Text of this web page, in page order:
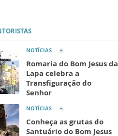
NOTÍCIAS
Romaria do Bom Jesus da
Lapa celebra a
Transfiguração do
Senhor
NOTÍCIAS
Conheça as grutas do
Santuário do Bom Jesus